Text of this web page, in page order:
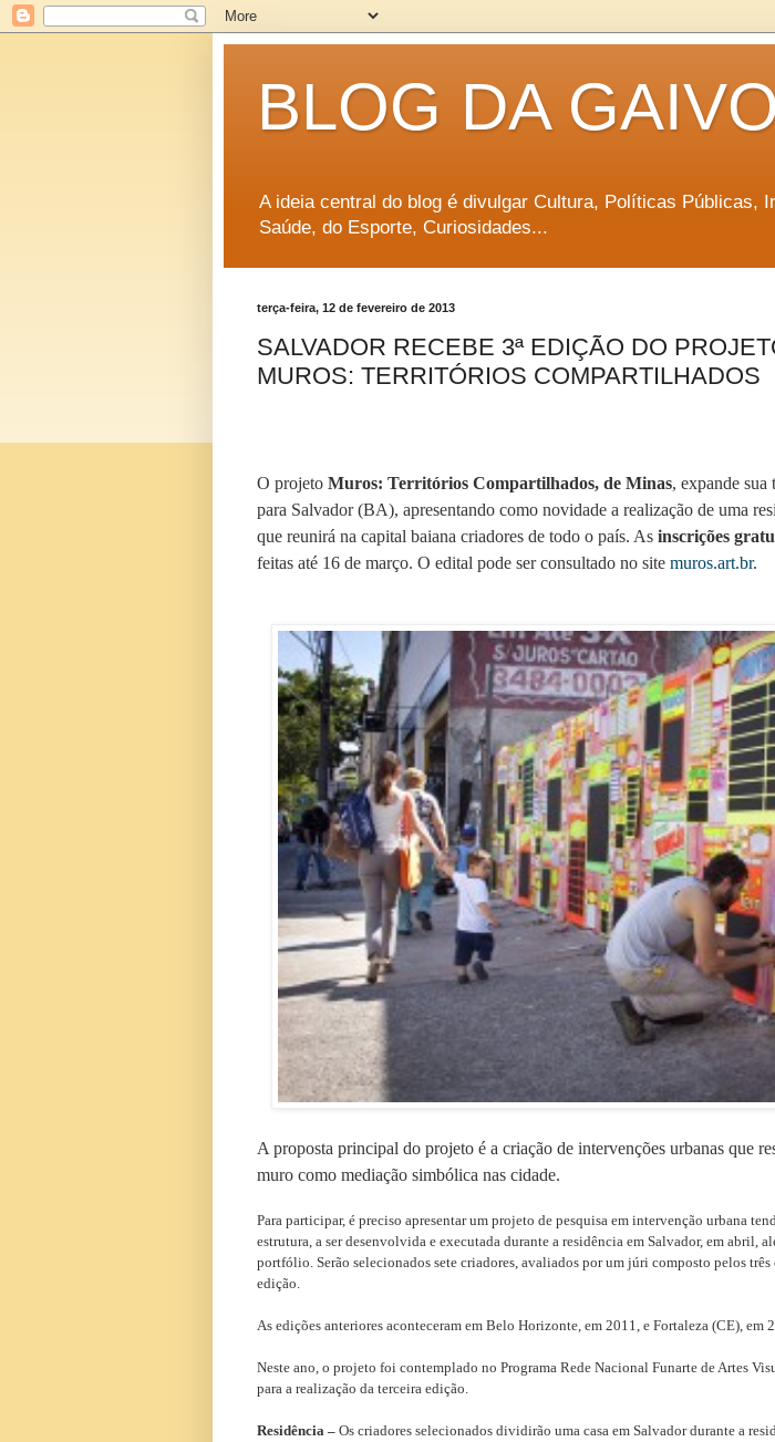
BLOG DA
A ideia central do blog é divulgar Cultura, Políticas Públicas,
Saúde, do Esporte, Curiosidades...
terça-feira, 12 de fevereiro de 2013
SALVADOR RECEBE 3ª EDIÇÃO DO
MUROS: TERRITÓRIOS COMPARTILHADOS
O projeto Muros: Territórios Compartilhados, de Minas, expande sua
para Salvador (BA), apresentando como novidade a realização de uma
que reunirá na capital baiana criadores de todo o país. As inscrições
feitas até 16 de março. O edital pode ser consultado no site muros.art.br.
A proposta principal do projeto é a criação de intervenções urbanas que
muro como mediação simbólica nas cidade.
Para participar, é preciso apresentar um projeto de pesquisa em intervenção urbana
estrutura, a ser desenvolvida e executada durante a residência em Salvador, em abril,
portfólio. Serão selecionados sete criadores, avaliados por um júri composto pelos três
edição.
As edições anteriores aconteceram em Belo Horizonte, em 2011, e Fortaleza (CE), em
Neste ano, o projeto foi contemplado no Programa Rede Nacional Funarte de Artes
para a realização da terceira edição.
Residência – Os criadores selecionados dividirão uma casa em Salvador durante a